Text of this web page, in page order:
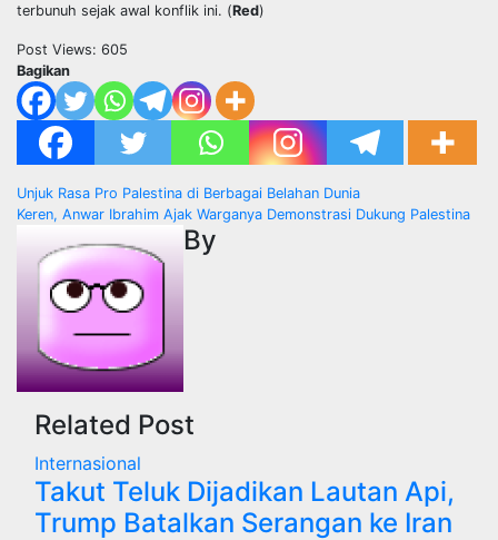
terbunuh sejak awal konflik ini. (Red)
Post Views: 605
Bagikan
Post
navigation
Unjuk Rasa Pro Palestina di Berbagai Belahan Dunia
Keren, Anwar Ibrahim Ajak Warganya Demonstrasi Dukung Palestina
By
Related Post
Internasional
Takut Teluk Dijadikan Lautan Api,
Trump Batalkan Serangan ke Iran